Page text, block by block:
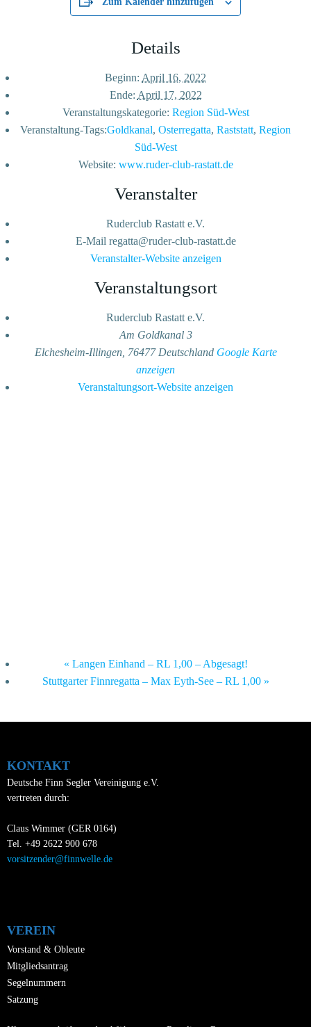
Details
Beginn: April 16, 2022
Ende: April 17, 2022
Veranstaltungskategorie: Region Süd-West
Veranstaltung-Tags:Goldkanal, Osterregatta, Raststatt, Region
Süd-West
Website: www.ruder-club-rastatt.de
Veranstalter
Ruderclub Rastatt e.V.
E-Mail regatta@ruder-club-rastatt.de
Veranstalter-Website anzeigen
Veranstaltungsort
Ruderclub Rastatt e.V.
Am Goldkanal 3
Elchesheim-Illingen, 76477 Deutschland Google Karte
anzeigen
Veranstaltungsort-Website anzeigen
« Langen Einhand – RL 1,00 – Abgesagt!
Stuttgarter Finnregatta – Max Eyth-See – RL 1,00 »
KONTAKT
Deutsche Finn Segler Vereinigung e.V.
vertreten durch:
Claus Wimmer (GER 0164)
Tel. +49 2622 900 678
vorsitzender@finnwelle.de
VEREIN
Vorstand & Obleute
Mitgliedsantrag
Segelnummern
Satzung